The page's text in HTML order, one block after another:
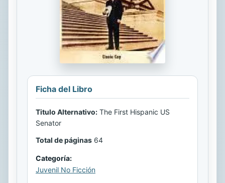
Ficha del Libro
Titulo Alternativo: The First Hispanic US
Senator
Total de páginas 64
Categoría:
Juvenil No Ficción